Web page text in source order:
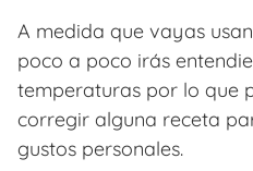
A medida que vayas
poco a poco irás
temperaturas por lo que
corregir alguna receta
gustos personales.